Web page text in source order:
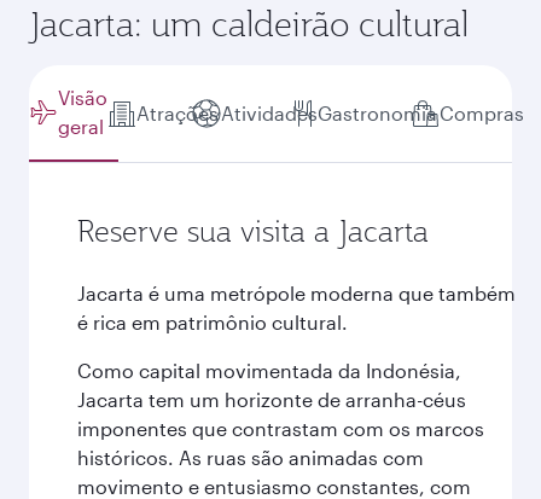
Jacarta: um caldeirão cultural
Visão
geral
AtraçõesAtividadesGastronomiaCompras
Reserve sua visita a Jacarta
Jacarta é uma metrópole moderna que também
é rica em patrimônio cultural.
Como capital movimentada da Indonésia,
Jacarta tem um horizonte de arranha-céus
imponentes que contrastam com os marcos
históricos. As ruas são animadas com
movimento e entusiasmo constantes, com